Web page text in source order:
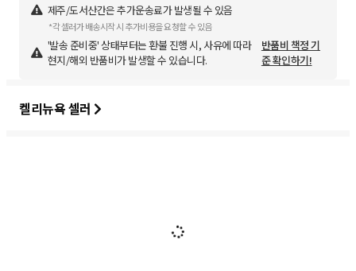
제주/도서산간은 추가운송료가 발생될 수 있음
*각 셀러가 배송시작 시 추가비용을 요청할 수 있음
'발송 준비중' 상태부터는 환불 진행 시, 사유에 따라
현지/해외 반품비가 발생할 수 있습니다.
반품비 책정 기
준 확인하기!
켈리뉴욕 셀러